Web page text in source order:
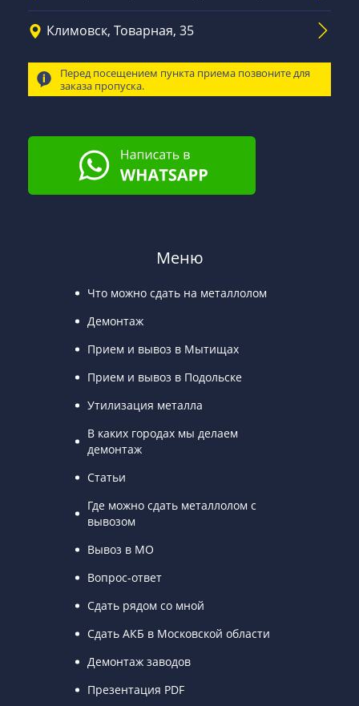
Климовск, Товарная, 35
Перед посещением пункта приема позвоните для
заказа пропуска.
Меню
Что можно сдать на металлолом
Демонтаж
Прием и вывоз в Мытищах
Прием и вывоз в Подольске
Утилизация металла
В каких городах мы делаем
демонтаж
Статьи
Где можно сдать металлолом с
вывозом
Вывоз в МО
Вопрос-ответ
Сдать рядом со мной
Сдать АКБ в Московской области
Демонтаж заводов
Презентация PDF